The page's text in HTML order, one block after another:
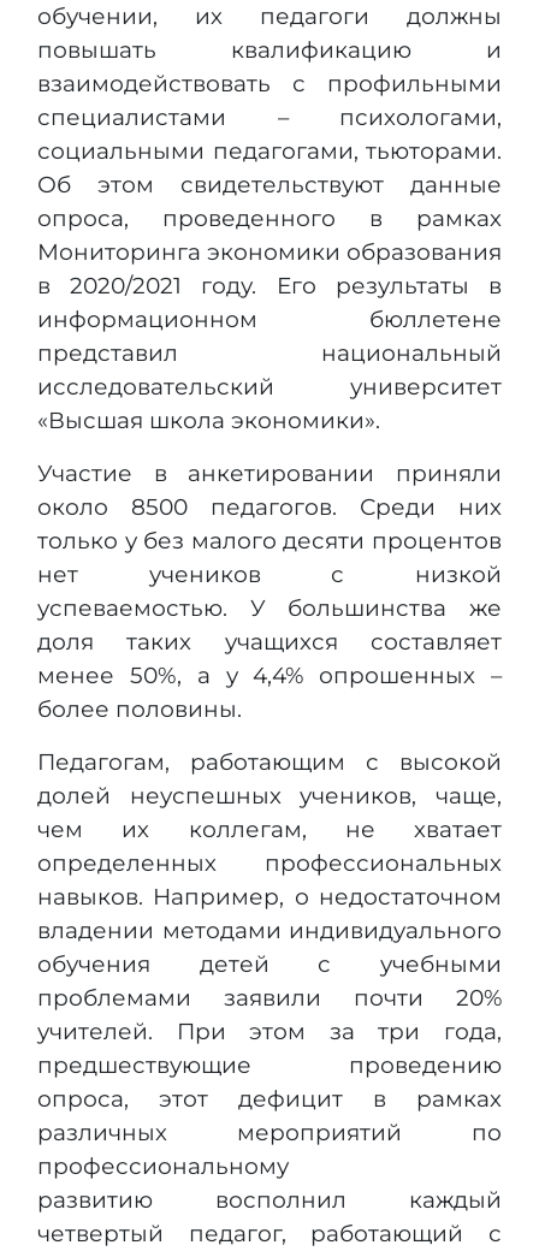
обучении, их педагоги должны
повышать квалификацию и
взаимодействовать с профильными
специалистами – психологами,
социальными педагогами, тьюторами.
Об этом свидетельствуют данные
опроса, проведенного в рамках
Мониторинга экономики образования
в 2020/2021 году. Его результаты в
информационном бюллетене
представил национальный
исследовательский университет
«Высшая школа экономики».
Участие в анкетировании приняли
около 8500 педагогов. Среди них
только у без малого десяти процентов
нет учеников с низкой
успеваемостью. У большинства же
доля таких учащихся составляет
менее 50%, а у 4,4% опрошенных –
более половины.
Педагогам, работающим с высокой
долей неуспешных учеников, чаще,
чем их коллегам, не хватает
определенных профессиональных
навыков. Например, о недостаточном
владении методами индивидуального
обучения детей с учебными
проблемами заявили почти 20%
учителей. При этом за три года,
предшествующие проведению
опроса, этот дефицит в рамках
различных мероприятий по
профессиональному
развитию восполнил каждый
четвертый педагог, работающий с